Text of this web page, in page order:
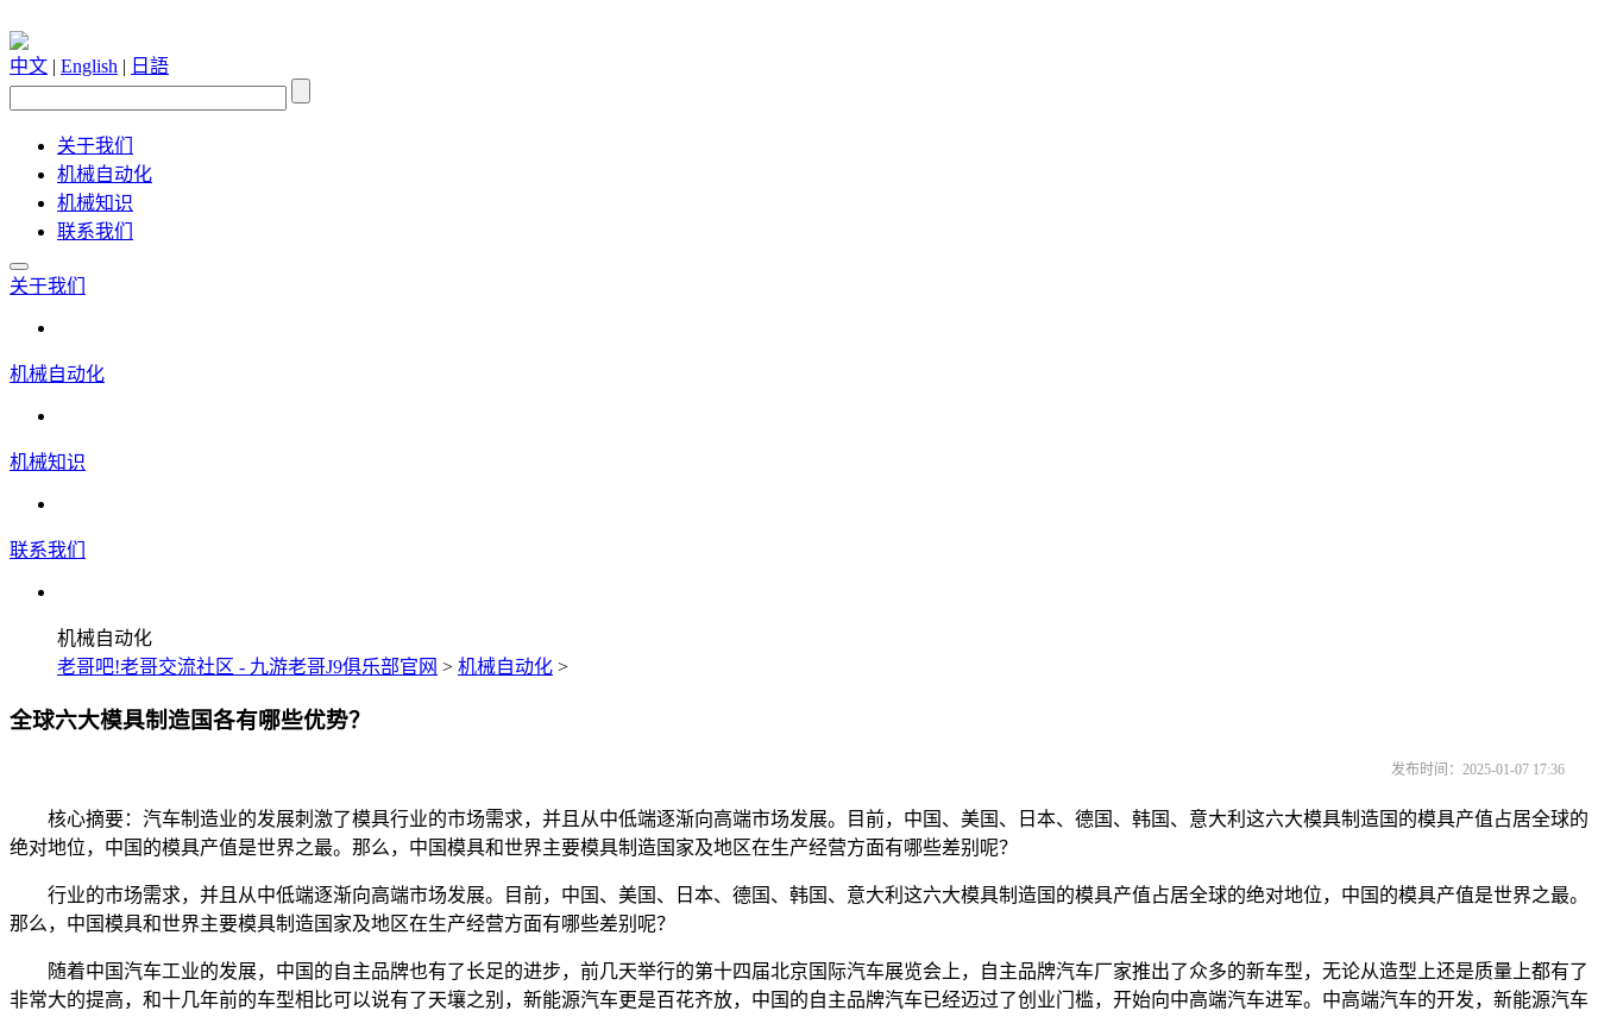
中文 | English | 日語
关于我们
机械自动化
机械知识
联系我们
关于我们
机械自动化
机械知识
联系我们
机械自动化
老哥吧!老哥交流社区 - 九游老哥J9俱乐部官网 > 机械自动化 >
全球六大模具制造国各有哪些优势？
发布时间：2025-01-07 17:36
核心摘要：汽车制造业的发展刺激了模具行业的市场需求，并且从中低端逐渐向高端市场发展。目前，中国、美国、日本、德国、韩国、意大利这六大模具制造国的模具产值占居全球的
绝对地位，中国的模具产值是世界之最。那么，中国模具和世界主要模具制造国家及地区在生产经营方面有哪些差别呢？
行业的市场需求，并且从中低端逐渐向高端市场发展。目前，中国、美国、日本、德国、韩国、意大利这六大模具制造国的模具产值占居全球的绝对地位，中国的模具产值是世界之最。
那么，中国模具和世界主要模具制造国家及地区在生产经营方面有哪些差别呢？
随着中国汽车工业的发展，中国的自主品牌也有了长足的进步，前几天举行的第十四届北京国际汽车展览会上，自主品牌汽车厂家推出了众多的新车型，无论从造型上还是质量上都有了
非常大的提高，和十几年前的车型相比可以说有了天壤之别，新能源汽车更是百花齐放，中国的自主品牌汽车已经迈过了创业门槛，开始向中高端汽车进军。中高端汽车的开发，新能源汽车